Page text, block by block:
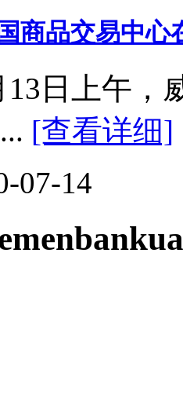
商品交易中
13日上午，
[查看详细]
07-14